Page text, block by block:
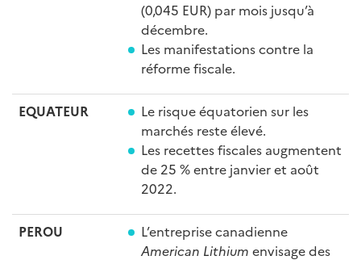
(0,045 EUR) par mois jusqu’à
décembre.
Les manifestations contre la
réforme fiscale.
EQUATEUR
Le risque équatorien sur les
marchés reste élevé.
Les recettes fiscales augmentent
de 25 % entre janvier et août
2022.
PEROU
L’entreprise canadienne
American Lithium envisage des